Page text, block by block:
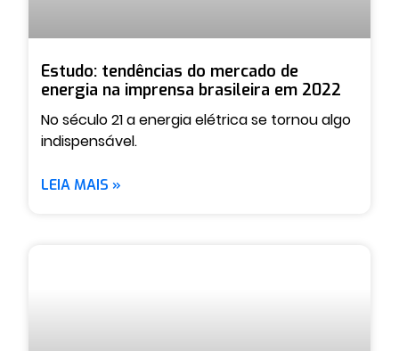
Estudo: tendências do mercado de
energia na imprensa brasileira em 2022
No século 21 a energia elétrica se tornou algo
indispensável.
LEIA MAIS »